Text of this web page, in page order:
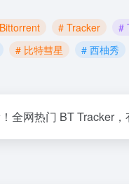
# Tracker #
# 比特彗星 # 西柚秀
全网热门 BT Tracker，